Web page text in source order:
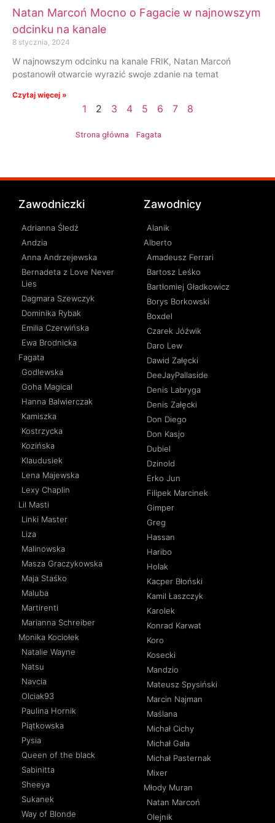
Natan Marcoń Mocno o Fagacie w najnowszym
odcinku na kanale
8 stycznia, 2024
W najnowszym odcinku na kanale FRIK, Natan Marcoń
postanowił otwarcie wyrazić swoje zdanie na temat
Czytaj więcej »
1 2 3 4 5 6 7 8
Strona główna Fagata
Zawodniczki
Adrianna Śledź
Andzia
Anna Andrzejewska
Bernadeta z Love Never
Lies
Dagmara Szewczyk
Dominika Rybak
Emilia Czerwińska
Ewa Brodnicka
Fagata
Godlewska
Goha Magical
Hanna Balwierczak
Kamiszka
Kostrzycka
Kozińska
Klaudusiek
Lena Majewska
Lexy Chaplin
Lil Masti
Linki Master
Liza
Malinowska
Masza Graczykowska
Maja Staśko
Maluba
Martirenti
Marianna Schreiber
Monika Kociołek
Natalie Wayne
Natsu
Navcia
Olciak93
Paulina Hornik
Piątkowska
Pysia
Queen of the black
Sabinitta
Sheeya
Sukanek
Way of Blonde
Zawodnicy
Alanik
Alberto
Amadeusz Ferrari
Bartosz Leśko
Bartłomiej Gładkowicz
Borys Borkowski
Boxdel
Czarek Jóźwik
Daro Lew
Dawid Załęcki
DeeJayPallaside
Denis Labryga
Denis Załęcki
Don Diego
Don Kasjo
Dubiel
Dzinold
Erko Jun
Filipek Marcinek
Gimper
Greg
Hassan
Haribo
Holak
Kacper Błoński
Kamil Łaszczyk
Karolek
Konrad Karwat
Koro
Kosecki
Mandzio
Mateusz Spysiński
Marcin Najman
Maślana
Michał Cichy
Michał Gała
Michał Pasternak
Mixer
Młody Muran
Natan Marcoń
Olejnik